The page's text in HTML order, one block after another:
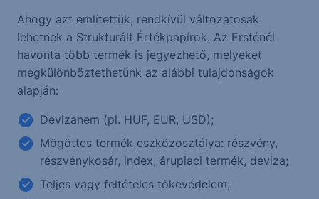
Ahogy azt említettük, rendkívül változatosak
lehetnek a Strukturált Értékpapírok. Az Ersténél
havonta több termék is jegyezhető, melyeket
megkülönböztethetünk az alábbi tulajdonságok
alapján:
Devizanem (pl. HUF, EUR, USD);
Mögöttes termék eszközosztálya: részvény,
részvénykosár, index, árupiaci termék, deviza;
Teljes vagy feltételes tőkevédelem;